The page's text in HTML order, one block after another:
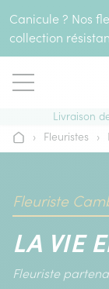
Canicule ? Nos
collection
Livraison
Accueil
› Fleuristes ›
Fleuriste
LA VIE
Fleuriste